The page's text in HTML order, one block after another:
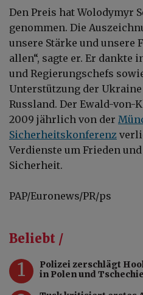
Den Preis hat Wolodymyr
genommen. Die
unsere Stärke und unsere
allen“, sagte er. Er dankte
und Regierungschefs
Unterstützung der
Russland. Der Ewald-
2009 jährlich von der
Sicherheitskonferenz
Verdienste um Frieden
Sicherheit.
PAP/Euronews/PR/ps
Beliebt /
1
Polizei zerschlägt
in Polen und